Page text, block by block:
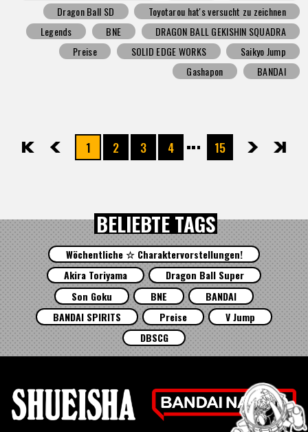
Dragon Ball SD
Toyotarou hat's versucht zu zeichnen
Legends
BNE
DRAGON BALL GEKISHIN SQUADRA
Preise
SOLID EDGE WORKS
Saikyo Jump
Gashapon
BANDAI
先頭 前へ1 2 3 4 15次へ最後
BELIEBTE TAGS
Wöchentliche ☆ Charaktervorstellungen!
Akira Toriyama
Dragon Ball Super
Son Goku
BNE
BANDAI
BANDAI SPIRITS
Preise
V Jump
DBSCG